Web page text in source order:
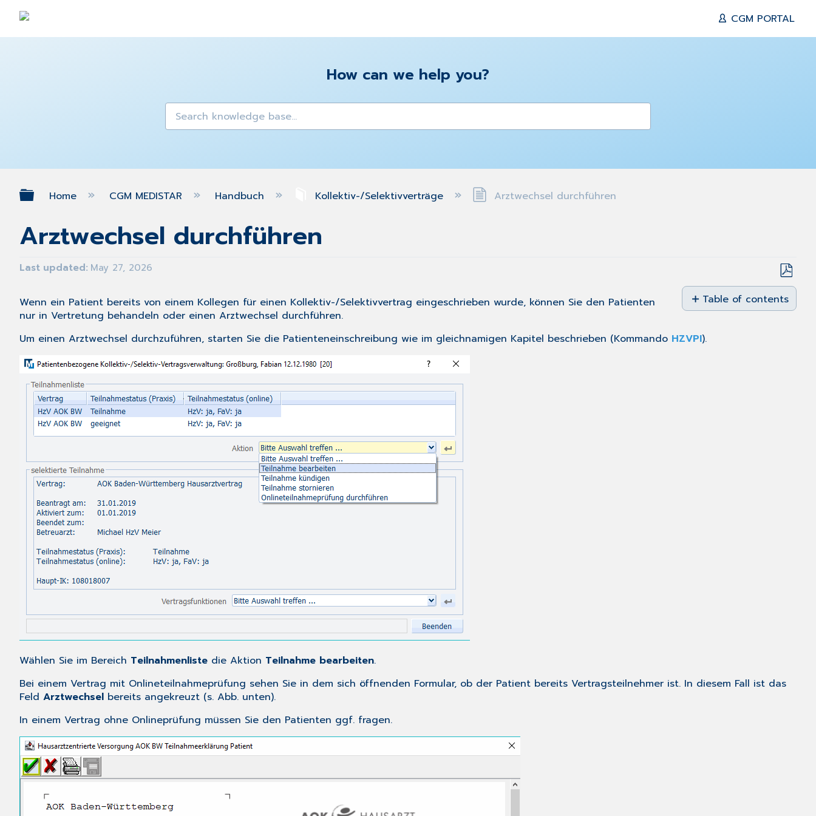
CGM PORTAL
How can we help you?
Expand/collapse global hierarchy
Home CGM MEDISTAR Handbuch Kollektiv-/Selektivverträge Arztwechsel durchführen
Arztwechsel durchführen
Last updated May 27, 2026
Save
as
PDF
Table of contents
No
Wenn ein Patient bereits von einem Kollegen für einen Kollektiv-/Selektivvertrag eingeschrieben wurde, können Sie den Patienten
nur in Vertretung behandeln oder einen Arztwechsel durchführen.
Um einen Arztwechsel durchzuführen, starten Sie die Patienteneinschreibung wie im gleichnamigen Kapitel beschrieben (Kommando HZVPI).
Wählen Sie im Bereich Teilnahmenliste die Aktion Teilnahme bearbeiten.
Bei einem Vertrag mit Onlineteilnahmeprüfung sehen Sie in dem sich öffnenden Formular, ob der Patient bereits Vertragsteilnehmer ist. In diesem Fall ist das
Feld Arztwechsel bereits angekreuzt (s. Abb. unten).
In einem Vertrag ohne Onlineprüfung müssen Sie den Patienten ggf. fragen.